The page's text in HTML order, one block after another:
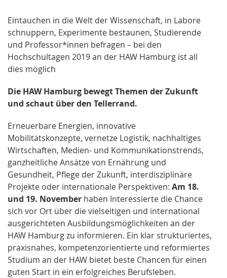
Eintauchen in die Welt der Wissenschaft, in Labore
schnuppern, Experimente bestaunen, Studierende
und Professor*innen befragen – bei den
Hochschultagen 2019 an der HAW Hamburg ist all
dies möglich
Die HAW Hamburg bewegt Themen der Zukunft
und schaut über den Tellerrand.
Erneuerbare Energien, innovative
Mobilitätskonzepte, vernetze Logistik, nachhaltiges
Wirtschaften, Medien- und Kommunikationstrends,
ganzheitliche Ansätze von Ernährung und
Gesundheit, Pflege der Zukunft, interdisziplinäre
Projekte oder internationale Perspektiven: Am 18.
und 19. November haben Interessierte die Chance
sich vor Ort über die vielseitigen und international
ausgerichteten Ausbildungsmöglichkeiten an der
HAW Hamburg zu informieren. Ein klar strukturiertes,
praxisnahes, kompetenzorientierte und reformiertes
Studium an der HAW bietet beste Chancen für einen
guten Start in ein erfolgreiches Berufsleben.